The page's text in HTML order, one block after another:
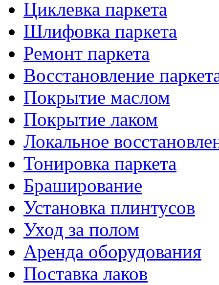
Циклевка паркета
Шлифовка паркета
Ремонт паркета
Восстановление
Покрытие маслом
Покрытие лаком
Локальное
Тонировка паркета
Браширование
Установка плинтусов
Уход за полом
Аренда оборудования
Поставка лаков